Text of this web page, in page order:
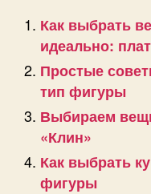
Как выбрать
идеально:
Простые
тип фигуры
Выбираем
«Клин»
Как выбрать
фигуры